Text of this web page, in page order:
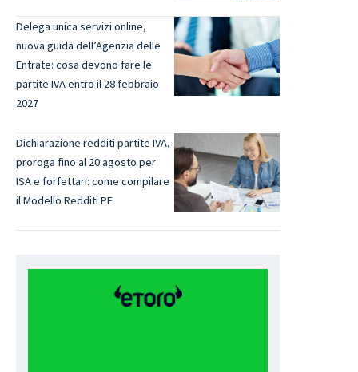
Delega unica servizi online,
nuova guida dell’Agenzia delle
Entrate: cosa devono fare le
partite IVA entro il 28 febbraio
2027
Dichiarazione redditi partite IVA,
proroga fino al 20 agosto per
ISA e forfettari: come compilare
il Modello Redditi PF